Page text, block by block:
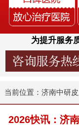
为提升服务
当前位置： 济南中研
2026快讯：济